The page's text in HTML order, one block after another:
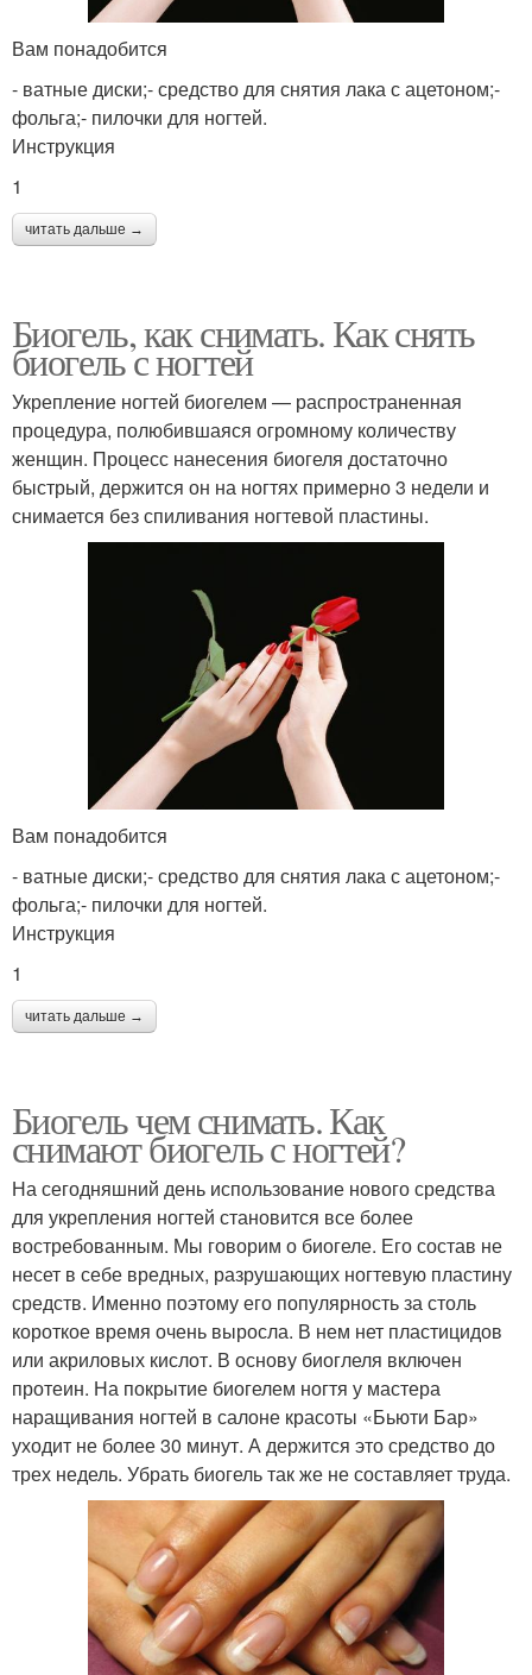
Вам понадобится
- ватные диски;- средство для снятия лака с ацетоном;-
фольга;- пилочки для ногтей.
Инструкция
1
читать дальше →
Биогель, как снимать. Как снять
биогель с ногтей
Укрепление ногтей биогелем — распространенная
процедура, полюбившаяся огромному количеству
женщин. Процесс нанесения биогеля достаточно
быстрый, держится он на ногтях примерно 3 недели и
снимается без спиливания ногтевой пластины.
Вам понадобится
- ватные диски;- средство для снятия лака с ацетоном;-
фольга;- пилочки для ногтей.
Инструкция
1
читать дальше →
Биогель чем снимать. Как
снимают биогель с ногтей?
На сегодняшний день использование нового средства
для укрепления ногтей становится все более
востребованным. Мы говорим о биогеле. Его состав не
несет в себе вредных, разрушающих ногтевую пластину
средств. Именно поэтому его популярность за столь
короткое время очень выросла. В нем нет пластицидов
или акриловых кислот. В основу биоглеля включен
протеин. На покрытие биогелем ногтя у мастера
наращивания ногтей в салоне красоты «Бьюти Бар»
уходит не более 30 минут. А держится это средство до
трех недель. Убрать биогель так же не составляет труда.